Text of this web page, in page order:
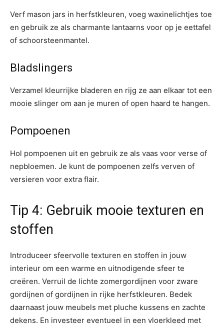
Verf mason jars in herfstkleuren, voeg waxinelichtjes toe
en gebruik ze als charmante lantaarns voor op je eettafel
of schoorsteenmantel.
Bladslingers
Verzamel kleurrijke bladeren en rijg ze aan elkaar tot een
mooie slinger om aan je muren of open haard te hangen.
Pompoenen
Hol pompoenen uit en gebruik ze als vaas voor verse of
nepbloemen. Je kunt de pompoenen zelfs verven of
versieren voor extra flair.
Tip 4: Gebruik mooie texturen en
stoffen
Introduceer sfeervolle texturen en stoffen in jouw
interieur om een warme en uitnodigende sfeer te
creëren. Verruil de lichte zomergordijnen voor zware
gordijnen of gordijnen in rijke herfstkleuren. Bedek
daarnaast jouw meubels met pluche kussens en zachte
dekens. En investeer eventueel in een vloerkleed met